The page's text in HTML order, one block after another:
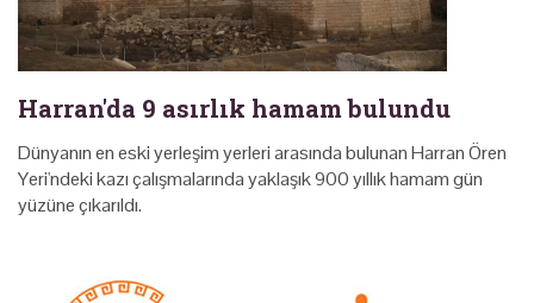
Harran'da 9 asırlık hamam bulundu
Dünyanın en eski yerleşim yerleri arasında bulunan Harran Ören
Yeri'ndeki kazı çalışmalarında yaklaşık 900 yıllık hamam gün
yüzüne çıkarıldı.